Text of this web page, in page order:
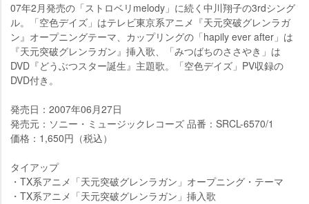
07年2月発売の「ストロベリmelody」に続く中川翔子の3rdシング
ル。「空色デイズ」はテレビ東京系アニメ『天元突破グレンラガ
ン』オープニングテーマ、カップリングの「hapily ever after」は
『天元突破グレンラガン』挿入歌、「みつばちのささやき」は
DVD『どうぶつスター誕生』主題歌。「空色デイズ」PV収録の
DVD付き。
発売日：2007年06月27日
発売元：ソニー・ミュージックレコーズ 品番：SRCL-6570/1
価格：1,650円（税込）
タイアップ
・TX系アニメ「天元突破グレンラガン」オープニング・テーマ
・TX系アニメ「天元突破グレンラガン」挿入歌